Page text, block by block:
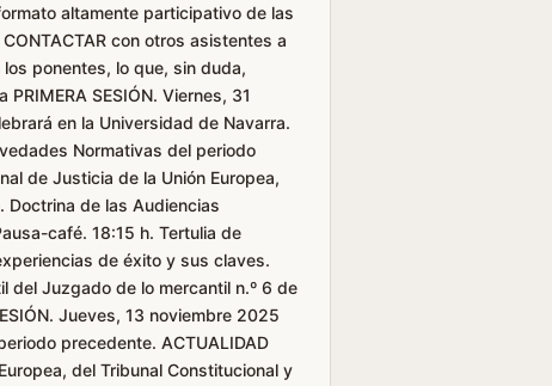
altamente participativo de las
con otros asistentes a
ponentes, lo que, sin duda,
SESIÓN. Viernes, 31
en la Universidad de Navarra.
Normativas del periodo
de Justicia de la Unión Europea,
Doctrina de las Audiencias
café. 18:15 h. Tertulia de
de éxito y sus claves.
del Juzgado de lo mercantil n.º 6 de
Jueves, 13 noviembre 2025
precedente. ACTUALIDAD
del Tribunal Constitucional y